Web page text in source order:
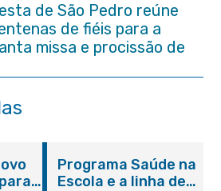
de São Pedro reúne
de fiéis para a
missa e procissão de
e shows
Programa Saúde na
Escola e a linha de